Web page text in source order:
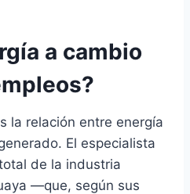
a cambio
la relación entre energía
El especialista
de la industria
—que, según sus